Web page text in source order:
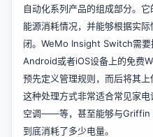
自动化系列产品的组成部分。
能源消耗情况，并能够根据实
闭。WeMo Insight Switch需
Android或者iOS设备上的免费
预先定义管理规则，而后将其
这种处理方式非常适合常见家
空调——等，甚至能够与Griffin
到底消耗了多少电量。